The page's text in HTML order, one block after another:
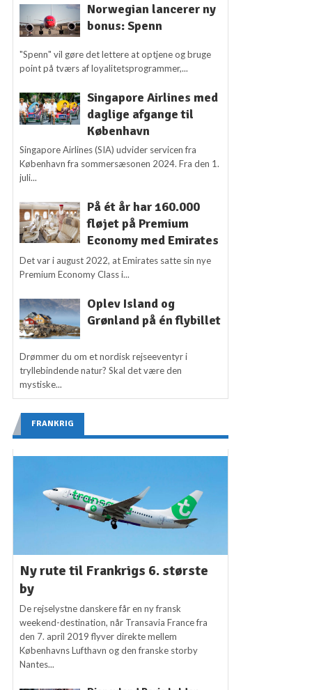
Norwegian lancerer ny
bonus: Spenn
"Spenn" vil gøre det lettere at optjene og bruge
point på tværs af loyalitetsprogrammer,...
Singapore Airlines med
daglige afgange til
København
Singapore Airlines (SIA) udvider servicen fra
København fra sommersæsonen 2024. Fra den 1.
juli...
På ét år har 160.000
fløjet på Premium
Economy med Emirates
Det var i august 2022, at Emirates satte sin nye
Premium Economy Class i...
Oplev Island og
Grønland på én flybillet
Drømmer du om et nordisk rejseeventyr i
tryllebindende natur? Skal det være den
mystiske...
FRANKRIG
Ny rute til Frankrigs 6. største
by
De rejselystne danskere får en ny fransk
weekend-destination, når Transavia France fra
den 7. april 2019 flyver direkte mellem
Københavns Lufthavn og den franske storby
Nantes...